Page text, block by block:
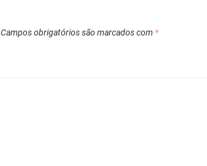
Campos obrigatórios são marcados com *